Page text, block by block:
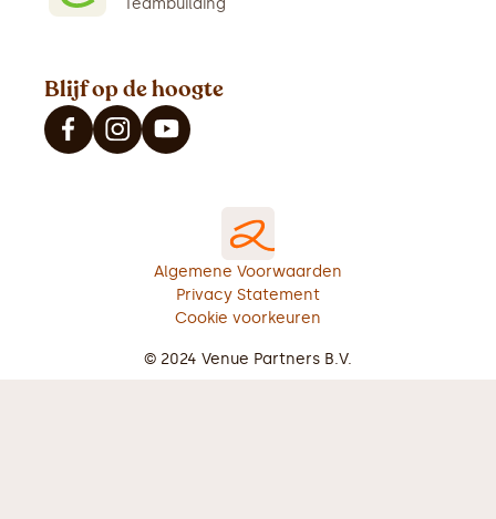
Blijf op de hoogte
Algemene Voorwaarden
Privacy Statement
Cookie voorkeuren
© 2024 Venue Partners B.V.